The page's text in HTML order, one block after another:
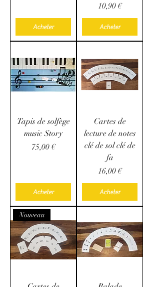
Acheter
Prix
10,90 €
Acheter
Tapis de solfège
music Story
Prix
75,00 €
Acheter
Cartes de
lecture de notes
clé de sol clé de
fa
Prix
16,00 €
Acheter
Nouveau